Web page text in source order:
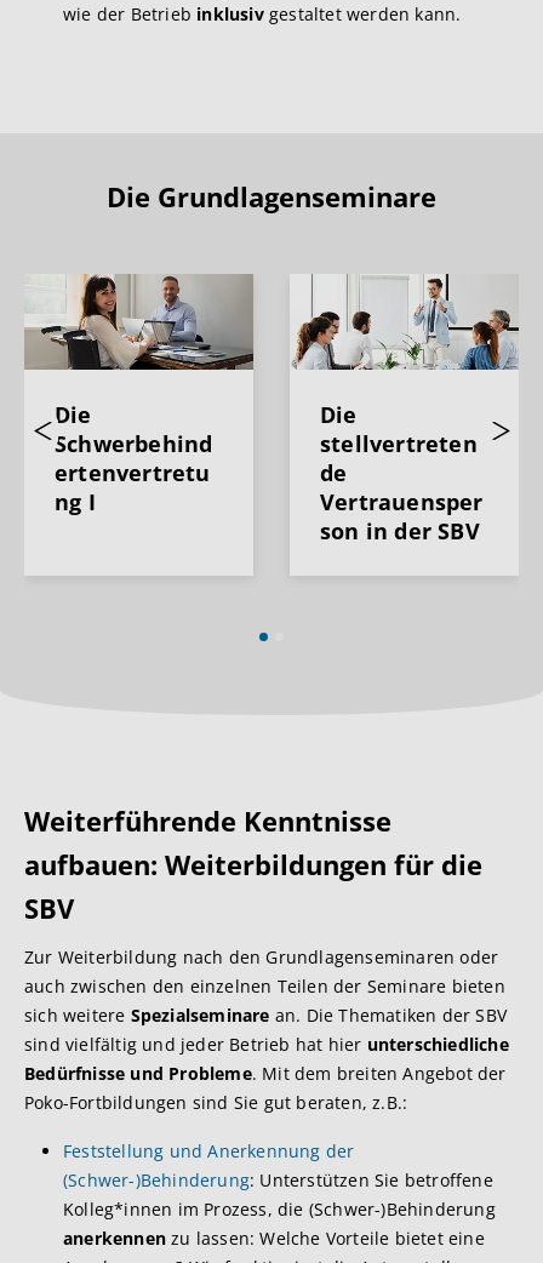
wie der Betrieb inklusivgestaltet werden kann.
Die Grundlagenseminare
Die
Schwerbehind
ertenvertretu
ng I
Die
stellvertreten
de
Vertrauensper
son in der SBV
Previous Next
Weiterführende Kenntnisse
aufbauen: Weiterbildungen für die
SBV
Zur Weiterbildung nach den Grundlagenseminaren oder
auch zwischen den einzelnen Teilen der Seminare bieten
sich weitere Spezialseminare an. Die Thematiken der SBV
sind vielfältig und jeder Betrieb hat hier unterschiedliche
Bedürfnisse und Probleme. Mit dem breiten Angebot der
Poko-Fortbildungen sind Sie gut beraten, z.B.:
Feststellung und Anerkennung der
(Schwer-)Behinderung: Unterstützen Sie betroffene
Kolleg*innen im Prozess, die (Schwer-)Behinderung
anerkennenzu lassen: Welche Vorteile bietet eine